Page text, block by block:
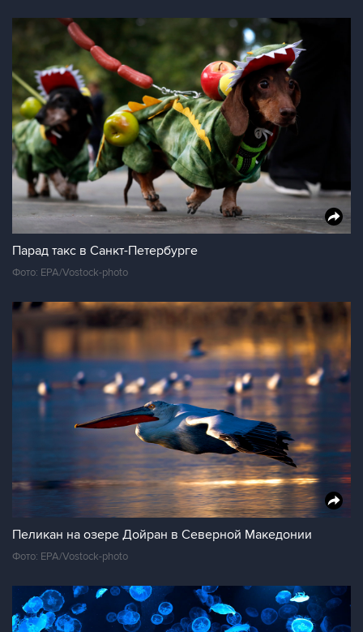
Парад такс в Санкт-Петербурге
Фото: EPA/Vostock-photo
Пеликан на озере Дойран в Северной Македонии
Фото: EPA/Vostock-photo